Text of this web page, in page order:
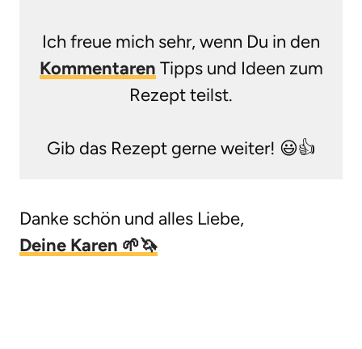
Ich freue mich sehr, wenn Du in den
Kommentaren Tipps und Ideen zum
Rezept teilst.
Gib das Rezept gerne weiter! 😃👍
Danke schön und alles Liebe,
Deine Karen 🌱🦄